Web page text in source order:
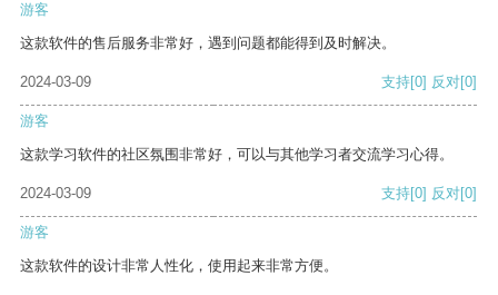
游客
这款软件的售后服务非常好，遇到问题都能得到及时解决。
2024-03-09 支持[0] 反对[0]
游客
这款学习软件的社区氛围非常好，可以与其他学习者交流学习心得。
2024-03-09 支持[0] 反对[0]
游客
这款软件的设计非常人性化，使用起来非常方便。